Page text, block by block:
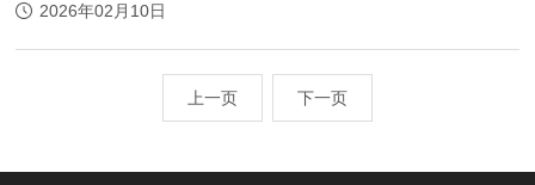
2026年02月10日
上一页 下一页